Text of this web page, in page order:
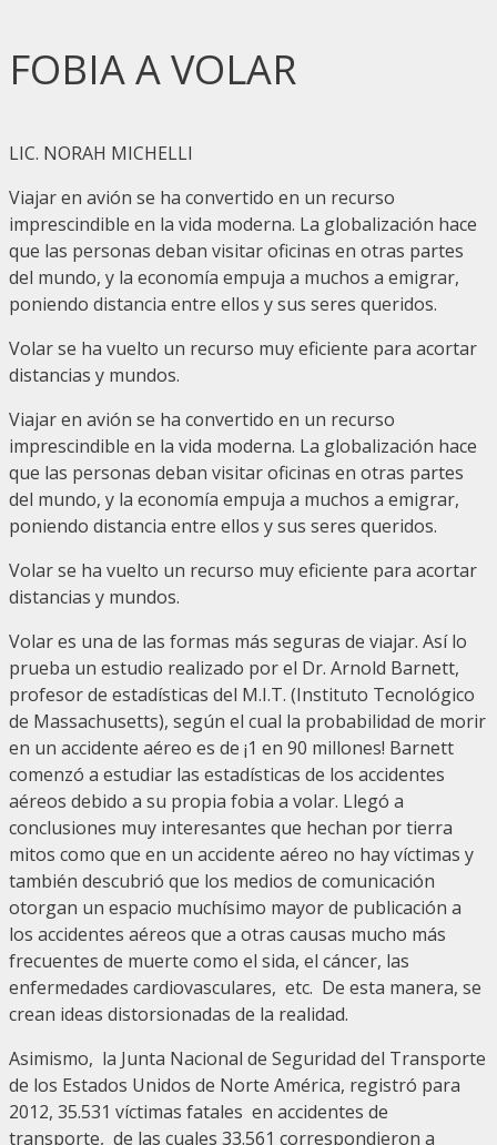
FOBIA A VOLAR
LIC. NORAH MICHELLI
Viajar en avión se ha convertido en un recurso
imprescindible en la vida moderna. La globalización hace
que las personas deban visitar oficinas en otras partes
del mundo, y la economía empuja a muchos a emigrar,
poniendo distancia entre ellos y sus seres queridos.
Volar se ha vuelto un recurso muy eficiente para acortar
distancias y mundos.
Viajar en avión se ha convertido en un recurso
imprescindible en la vida moderna. La globalización hace
que las personas deban visitar oficinas en otras partes
del mundo, y la economía empuja a muchos a emigrar,
poniendo distancia entre ellos y sus seres queridos.
Volar se ha vuelto un recurso muy eficiente para acortar
distancias y mundos.
Volar es una de las formas más seguras de viajar. Así lo
prueba un estudio realizado por el Dr. Arnold Barnett,
profesor de estadísticas del M.I.T. (Instituto Tecnológico
de Massachusetts), según el cual la probabilidad de morir
en un accidente aéreo es de ¡1 en 90 millones! Barnett
comenzó a estudiar las estadísticas de los accidentes
aéreos debido a su propia fobia a volar. Llegó a
conclusiones muy interesantes que hechan por tierra
mitos como que en un accidente aéreo no hay víctimas y
también descubrió que los medios de comunicación
otorgan un espacio muchísimo mayor de publicación a
los accidentes aéreos que a otras causas mucho más
frecuentes de muerte como el sida, el cáncer, las
enfermedades cardiovasculares, etc. De esta manera, se
crean ideas distorsionadas de la realidad.
Asimismo, la Junta Nacional de Seguridad del Transporte
de los Estados Unidos de Norte América, registró para
2012, 35.531 víctimas fatales en accidentes de
transporte, de las cuales 33.561 correspondieron a